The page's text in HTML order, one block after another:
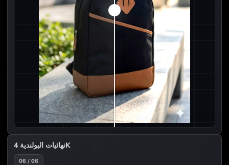
نهائيات البولندية 4K
06 / 06